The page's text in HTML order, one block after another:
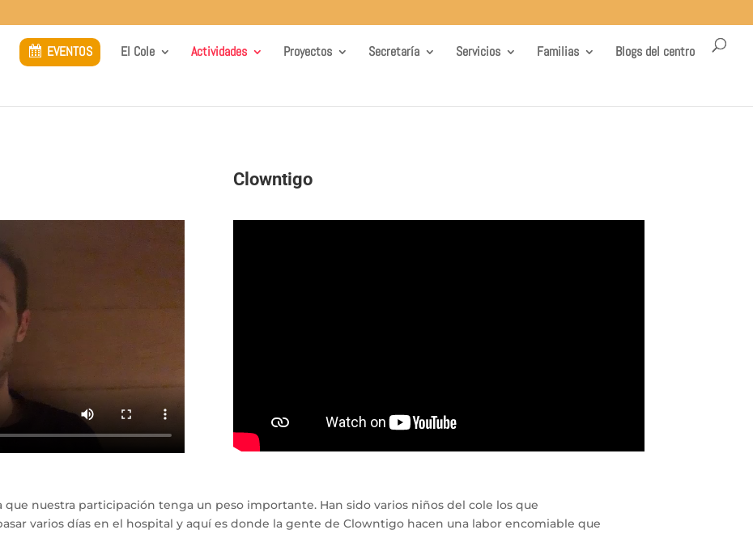
EVENTOS El Cole Actividades Proyectos Secretaría Servicios Familias Blogs del centro
Clowntigo
que nuestra participación tenga un peso importante. Han sido varios niños del cole los que
varios días en el hospital y aquí es donde la gente de Clowntigo hacen una labor encomiable que